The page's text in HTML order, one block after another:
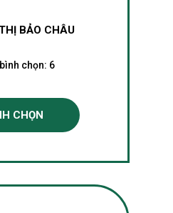
BẢO CHÂU
chọn: 6
CHỌN